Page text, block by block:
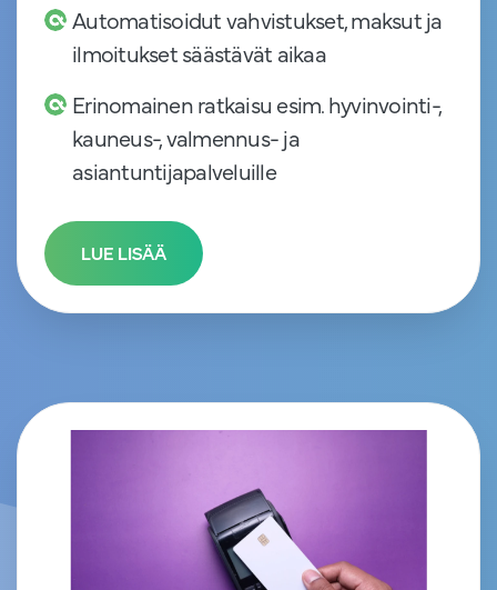
Automatisoidut vahvistukset, maksut ja
ilmoitukset säästävät aikaa
Erinomainen ratkaisu esim. hyvinvointi-,
kauneus-, valmennus- ja
asiantuntijapalveluille
LUE LISÄÄ